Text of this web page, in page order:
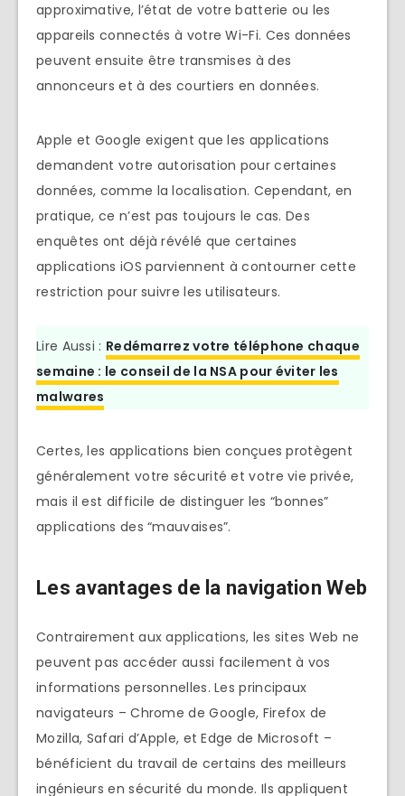
approximative, l’état de votre batterie ou les
appareils connectés à votre Wi-Fi. Ces données
peuvent ensuite être transmises à des
annonceurs et à des courtiers en données.
Apple et Google exigent que les applications
demandent votre autorisation pour certaines
données, comme la localisation. Cependant, en
pratique, ce n’est pas toujours le cas. Des
enquêtes ont déjà révélé que certaines
applications iOS parviennent à contourner cette
restriction pour suivre les utilisateurs.
Lire Aussi : Redémarrez votre téléphone chaque
semaine : le conseil de la NSA pour éviter les
malwares
Certes, les applications bien conçues protègent
généralement votre sécurité et votre vie privée,
mais il est difficile de distinguer les “bonnes”
applications des “mauvaises”.
Les avantages de la navigation Web
Contrairement aux applications, les sites Web ne
peuvent pas accéder aussi facilement à vos
informations personnelles. Les principaux
navigateurs – Chrome de Google, Firefox de
Mozilla, Safari d’Apple, et Edge de Microsoft –
bénéficient du travail de certains des meilleurs
ingénieurs en sécurité du monde. Ils appliquent